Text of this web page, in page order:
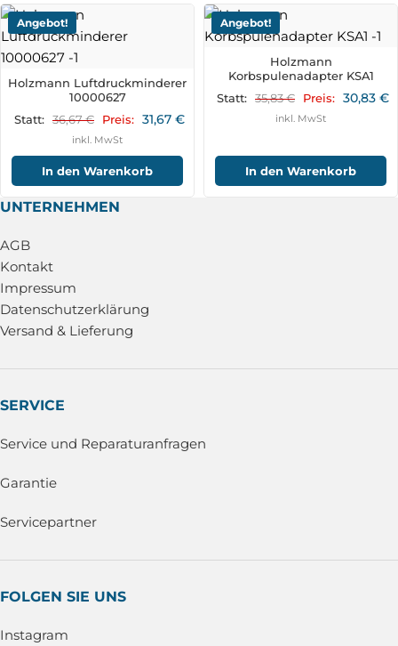
Angebot!
Holzmann Luftdruckminderer
10000627
Statt: 36,67€ Preis: 31,67 €
inkl. MwSt
In den Warenkorb
Angebot!
Holzmann
Korbspulenadapter KSA1
Statt: 35,83€ Preis: 30,83 €
inkl. MwSt
In den Warenkorb
UNTERNEHMEN
AGB
Kontakt
Impressum
Datenschutzerklärung
Versand & Lieferung
SERVICE
Service und Reparaturanfragen
Garantie
Servicepartner
FOLGEN SIE UNS
Instagram